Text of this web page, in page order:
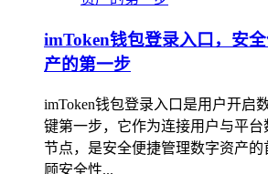
imToken钱包登录入口，安
产的第一步
imToken钱包登录入口是用户开启
键第一步，它作为连接用户与平
节点，是安全便捷管理数字资产
顾安全性...